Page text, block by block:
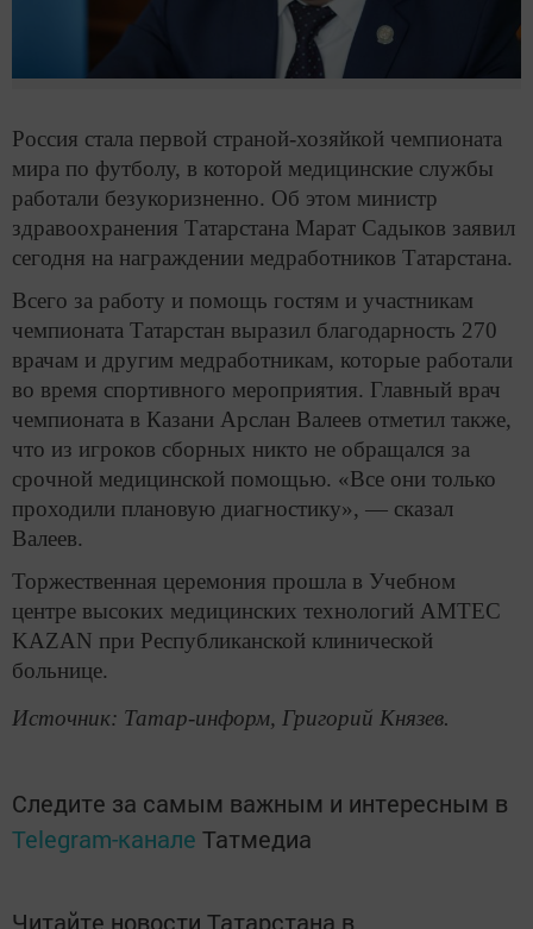
Россия стала первой страной-хозяйкой чемпионата
мира по футболу, в которой медицинские службы
работали безукоризненно. Об этом министр
здравоохранения Татарстана Марат Садыков заявил
сегодня на награждении медработников Татарстана.
Всего за работу и помощь гостям и участникам
чемпионата Татарстан выразил благодарность 270
врачам и другим медработникам, которые работали
во время спортивного мероприятия. Главный врач
чемпионата в Казани Арслан Валеев отметил также,
что из игроков сборных никто не обращался за
срочной медицинской помощью. «Все они только
проходили плановую диагностику», — сказал
Валеев.
Торжественная церемония прошла в Учебном
центре высоких медицинских технологий AMTEC
KAZAN при Республиканской клинической
больнице.
Источник: Татар-информ, Григорий Князев.
Следите за самым важным и интересным в
Telegram-канале Татмедиа
Читайте новости Татарстана в